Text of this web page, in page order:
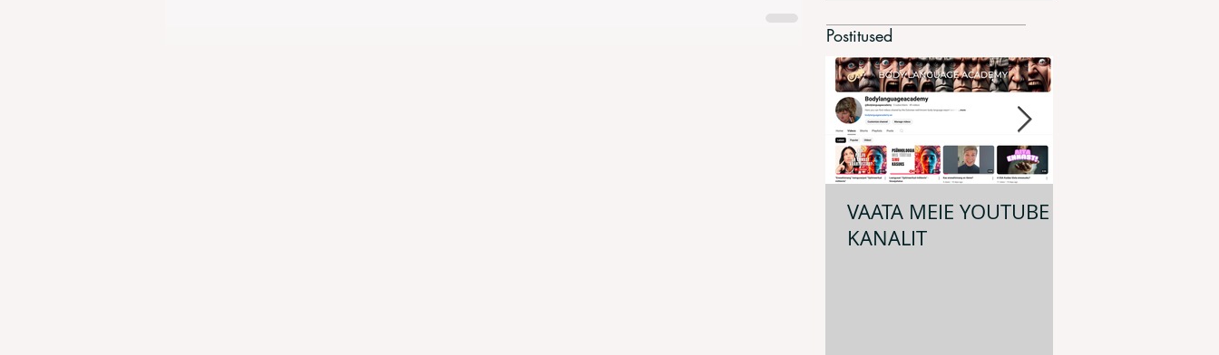
Postitused
VAATA MEIE YOUTUBE`I
KANALIT